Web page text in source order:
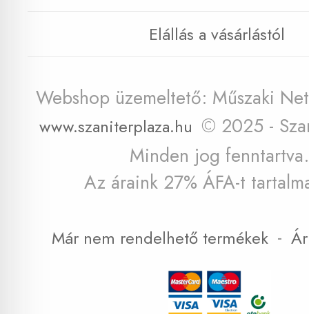
Elállás a vásárlástól
Webshop üzemeltető: Műszaki
www.szaniterplaza.hu © 2025 -
Minden jog fenntartva.
Az áraink 27% ÁFA-t
Már nem rendelhető termékek -